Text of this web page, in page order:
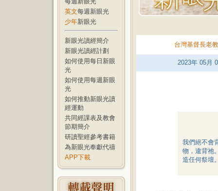
英文每週新眼光
少年新眼光
新眼光讀經簡介
新眼光讀經計劃
如何使用每日新眼
光
如何使用每週新眼
光
如何推動新眼光讀
經運動
共同經課表及教會
節期簡介
研讀聖經參考書籍
為新眼光奉獻代禱
APP下載
台灣基督長老
2023年 05月
我們絕不會
物，違背祂
造任何祭壇